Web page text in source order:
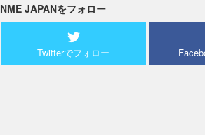
NME JAPANをフォロー
Twitterでフォロー